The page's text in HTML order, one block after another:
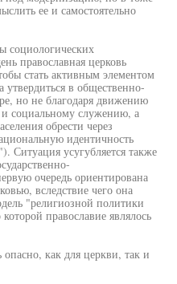
ее и самостоятельно
социологических
православная церковь
стать активным элементом
в общественно-
но не благодаря движению
социальному служению, а
обрести через
идентичность
Ситуация усугубляется также
очередь ориентирована
вследствие чего она
"религиозной политики
православие являлось
как для церкви, так и